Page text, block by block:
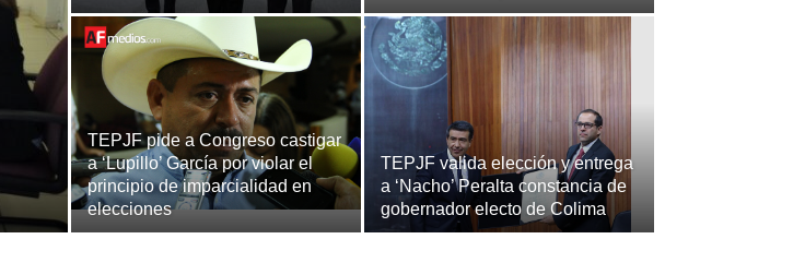
TEPJF pide a Congreso castigar
a ‘Lupillo’ García por violar el
principio de imparcialidad en
elecciones
TEPJF valida elección y entrega
a ‘Nacho’ Peralta constancia de
gobernador electo de Colima